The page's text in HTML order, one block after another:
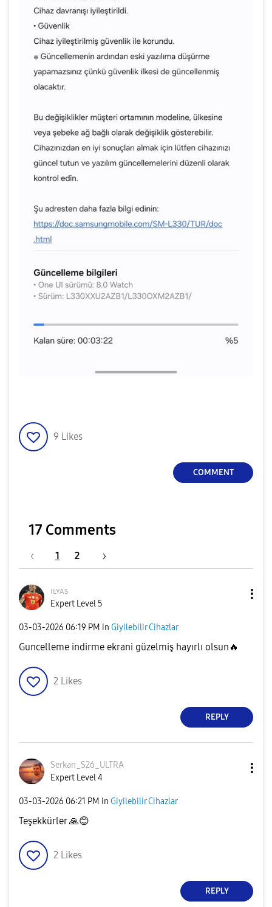
9 Likes
COMMENT
17 Comments
1 2
ɪʟʏᴀs
Expert Level 5
‎03-03-2026 06:19 PM in Giyilebilir Cihazlar
Guncelleme indirme ekrani güzelmiş hayırlı olsun 🔥
2 Likes
REPLY
Serkan_S26_ULTRA
Expert Level 4
‎03-03-2026 06:21 PM in Giyilebilir Cihazlar
Teşekkürler🙏😊
2 Likes
REPLY